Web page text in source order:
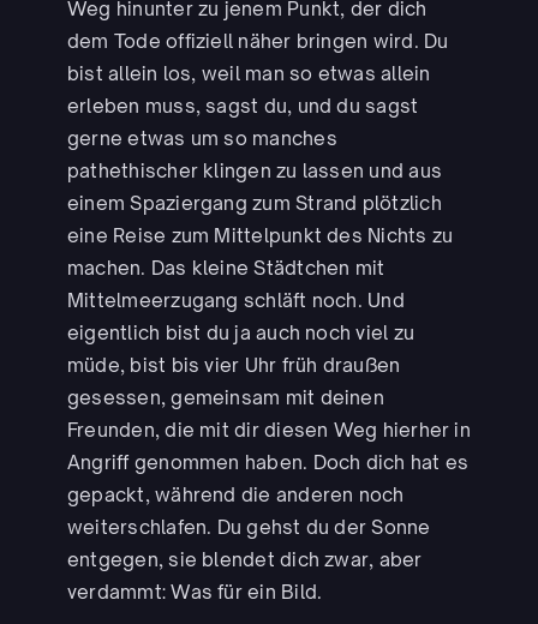
Weg hinunter zu jenem Punkt, der dich
dem Tode offiziell näher bringen wird. Du
bist allein los, weil man so etwas allein
erleben muss, sagst du, und du sagst
gerne etwas um so manches
pathethischer klingen zu lassen und aus
einem Spaziergang zum Strand plötzlich
eine Reise zum Mittelpunkt des Nichts zu
machen. Das kleine Städtchen mit
Mittelmeerzugang schläft noch. Und
eigentlich bist du ja auch noch viel zu
müde, bist bis vier Uhr früh draußen
gesessen, gemeinsam mit deinen
Freunden, die mit dir diesen Weg hierher in
Angriff genommen haben. Doch dich hat es
gepackt, während die anderen noch
weiterschlafen. Du gehst du der Sonne
entgegen, sie blendet dich zwar, aber
verdammt: Was für ein Bild.